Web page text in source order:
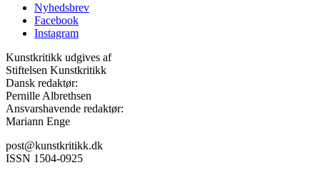
Nyhedsbrev
Facebook
Instagram
Kunstkritikk udgives af
Stiftelsen Kunstkritikk
Dansk redaktør:
Pernille Albrethsen
Ansvarshavende redaktør:
Mariann Enge
post@kunstkritikk.dk
ISSN 1504-0925